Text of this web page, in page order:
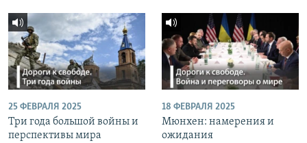
25 ФЕВРАЛЯ 2025
Три года большой войны и
перспективы мира
18 ФЕВРАЛЯ 2025
Мюнхен: намерения и
ожидания